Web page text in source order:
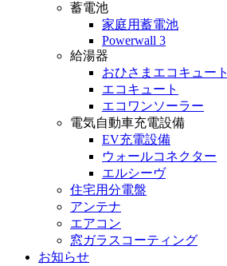
蓄電池
家庭用蓄電池
Powerwall 3
給湯器
おひさまエコキュート
エコキュート
エコワンソーラー
電気自動車充電設備
EV充電設備
ウォールコネクター
エルシーヴ
住宅用分電盤
アンテナ
エアコン
窓ガラスコーティング
お知らせ